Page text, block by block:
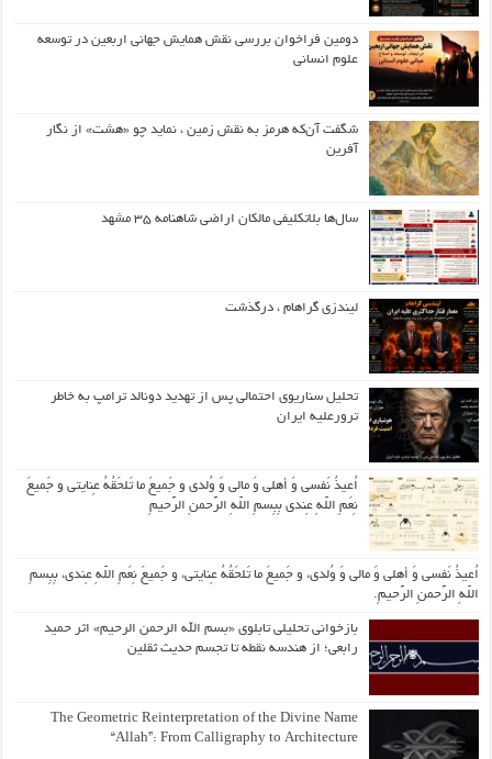
دومین فراخوان بررسی نقش همایش جهانی اربعین در توسعه
علوم انسانی
شگفت آن‌که هرمز به نقش زمین ، نماید چو «هشت» از نگار
آفرین
سال‌ها بلاتکلیفی مالکان اراضی شاهنامه ۳۵ مشهد
لیندزی گراهام ، درگذشت
تحلیل سناریوی احتمالی پس از تهدید دونالد ترامپ به خاطر
ترورعلیه ایران
اُعیذُ نَفسی وَ أهلی وَ مالی وَ وُلدی و جَمیعَ ما تَلحَقُهُ عِنایتی و جَمیعَ
نِعَمِ اللّهِ عِندی بِبِسمِ اللّهِ الرَّحمنِ الرَّحیمِ
اُعیذُ نَفسی وَ أهلی وَ مالی وَ وُلدی، و جَمیعَ ما تَلحَقُهُ عِنایتی، و جَمیعَ نِعَمِ اللّهِ عِندی، بِبِسمِ
اللّهِ الرَّحمنِ الرَّحیمِ.
بازخوانی تحلیلی تابلوی «بسم الله الرحمن الرحیم» اثر حمید
رابعی؛ از هندسه نقطه تا تجسم حدیث ثقلین
The Geometric Reinterpretation of the Divine Name
“Allah”: From Calligraphy to Architecture